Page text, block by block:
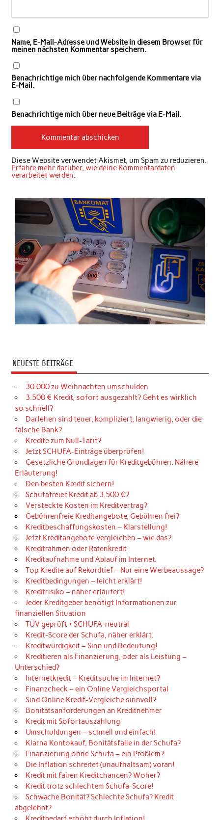
Name, E-Mail-Adresse und Website in diesem Browser für
meinen nächsten Kommentar speichern.
Benachrichtige mich über nachfolgende Kommentare via
E-Mail.
Benachrichtige mich über neue Beiträge via E-Mail.
Diese Website verwendet Akismet, um Spam zu reduzieren.
Erfahre mehr darüber, wie deine Kommentardaten
verarbeitet werden
NEUESTE BEITRÄGE
30.000 zu Weihnachten umschulden
3.500 € Kredit, sofort ausgezahlt? Geht es wirklich
so schnell?
Darlehen sind teuer, kompliziert, langwierig, oder die
falsche Bank?
Kredite zum Null-Tarif?
Jetzt SCHUFA-Einträge überprüfen!
Gesetzliche Grundlagen für Kreditgebühren: Nähere
Erläuterung!
Den besten Kredit sichern!
Schufafreier Kredit ab 3.500 €?
Versteckte Kosten im Kreditvertrag?
Gebührenfreie Kreditangebote, Gebühren frei?
Kreditbeschaffungskosten – Klarstellung!
Jetzt Kreditangebote vergleichen – wie das?
Kreditrahmen oder Ratenkredit
Kreditaufnahme und Ablauf im Internet.
Top Kredite auf Rekordtief – Nur eine Werbeaussage?
Kreditbedingungen – leicht erklärt!
Kreditrisiko – näher erläutert!
Jeder Kreditgeber benötigt Informationen zur
finanziellen Situation
TÜV geprüft + SCHUFA-neutral
Kredit-Score der Schufa, näher erklärt.
Kreditwürdigkeit – Sinn und Bedeutung!
Kreditieren als Finanzierung, oder als Leistung –
Unterschied?
Internetkredit – Kreditsuche im Internet?
Finanzcheck – ein Online Vergleichsportal
Sind Online Kredit-Vergleiche sinnvoll?
Bonitätsanforderungen an Kreditnehmer
Kredit mit Sofortauszahlung
Umschuldungen – schnell und einfach!
Klarna Kontokauf, Bonitätsfalle in der Schufa?
Finanzierung ohne Schufa – ein Problem?
Die Inflation schreitet (unaufhaltsam) voran!
Kredit mit fairen Kreditchancen? Woher?
Kredit trotz schlechtem Schufa-Score!
Schwache Bonität? Schlechte Schufa? Kredit
abgelehnt?